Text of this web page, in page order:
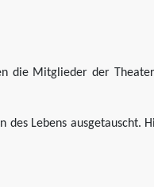
die Mitglieder der
Lebens ausgetauscht.